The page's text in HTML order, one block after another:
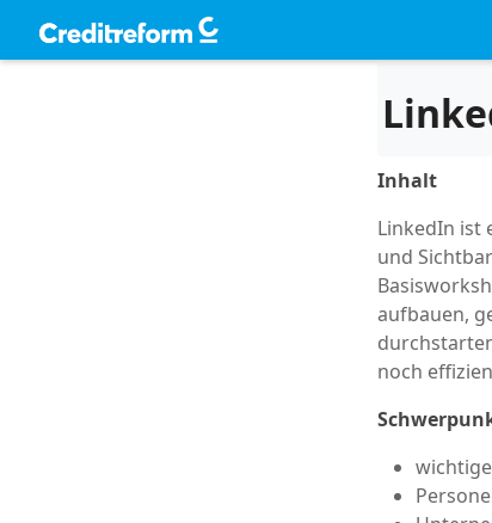
Inhalt
LinkedIn ist
und
aufbauen,
noch